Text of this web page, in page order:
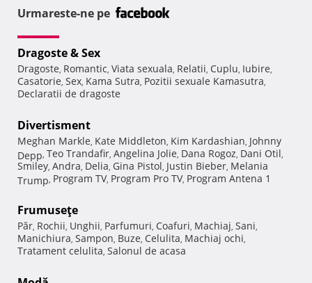
Urmareste-ne pe
Dragoste & Sex
Dragoste, Romantic, Viata sexuala, Relatii, Cuplu, Iubire,
Casatorie, Sex, Kama Sutra, Pozitii sexuale Kamasutra,
Declaratii de dragoste
Divertisment
Meghan Markle, Kate Middleton, Kim Kardashian, Johnny
Depp, Teo Trandafir, Angelina Jolie, Dana Rogoz, Dani Otil,
Smiley, Andra, Delia, Gina Pistol, Justin Bieber, Melania
Trump, Program TV, Program Pro TV, Program Antena 1
Frumuseţe
Păr, Rochii, Unghii, Parfumuri, Coafuri, Machiaj, Sani,
Manichiura, Sampon, Buze, Celulita, Machiaj ochi,
Tratament celulita, Salonul de acasa